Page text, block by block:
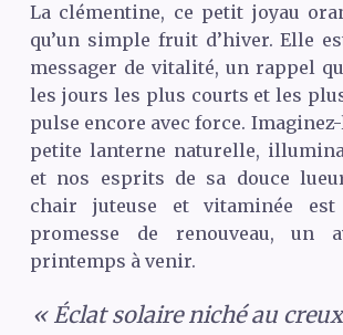
La clémentine, ce petit joyau
qu’un simple fruit d’hiver. Elle
messager de vitalité, un rappel
les jours les plus courts et les
pulse encore avec force.
petite lanterne naturelle,
et nos esprits de sa douce
chair juteuse et vitaminée est
promesse de renouveau, un
printemps à venir.
« Éclat solaire niché au